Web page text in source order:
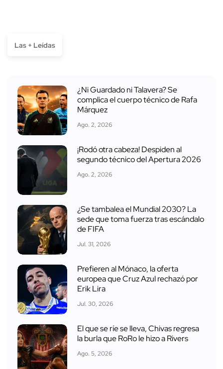
Las + Leídas
¿Ni Guardado ni Talavera? Se
complica el cuerpo técnico de Rafa
Márquez
Ago. 2, 2026
¡Rodó otra cabeza! Despiden al
segundo técnico del Apertura 2026
Ago. 2, 2026
¿Se tambalea el Mundial 2030? La
sede que toma fuerza tras escándalo
de FIFA
Jul. 31, 2026
Prefieren al Mónaco, la oferta
europea que Cruz Azul rechazó por
Erik Lira
Jul. 30, 2026
El que se ríe se lleva, Chivas regresa
la burla que RoRo le hizo a Rivers
Ago. 5, 2026